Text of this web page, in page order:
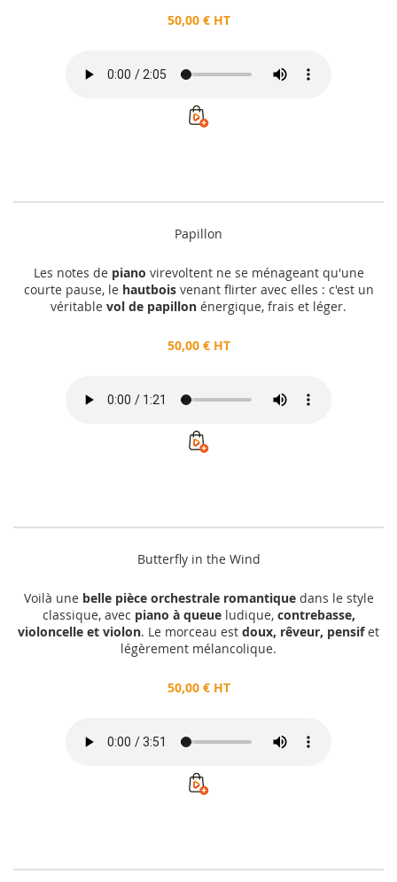
50,00 € HT
Papillon
Les notes de piano virevoltent ne se ménageant qu'une
courte pause, le hautboisvenant flirter avec elles : c'est un
véritable vol de papillon énergique, frais et léger.
50,00 € HT
Butterfly in the Wind
Voilà une belle pièce orchestrale romantiquedans le style
classique, avec piano à queueludique, contrebasse,
violoncelle et violon. Le morceau est doux, rêveur, pensifet
légèrement mélancolique.
50,00 € HT